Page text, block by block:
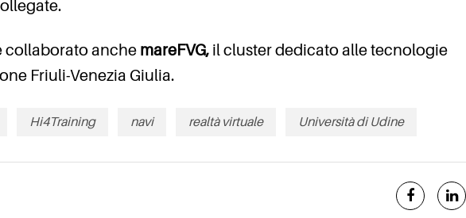
collaborato anche mareFVG, il cluster dedicato alle tecnologie
Friuli-Venezia Giulia.
Hi4Training navi realtà virtuale Università di Udine